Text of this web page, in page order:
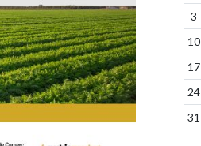
3
10
17
24
31